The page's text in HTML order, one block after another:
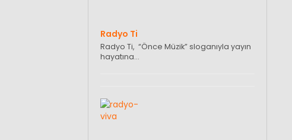
Radyo Ti
Radyo Ti, “Önce Müzik” sloganıyla yayın
hayatına…